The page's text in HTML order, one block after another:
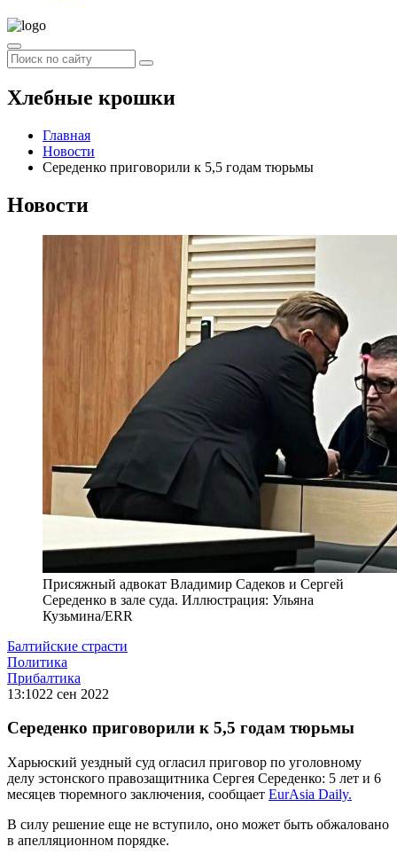
Хлебные крошки
Главная
Новости
Середенко приговорили к 5,5 годам тюрьмы
Новости
Присяжный адвокат Владимир Садеков и Сергей
Середенко в зале суда. Иллюстрация: Ульяна
Кузьмина/ERR
Балтийские страсти
Политика
Прибалтика
13:1022 сен 2022
Середенко приговорили к 5,5 годам тюрьмы
Харьюский уездный суд огласил приговор по уголовному
делу эстонского правозащитника Сергея Середенко: 5 лет и 6
месяцев тюремного заключения, сообщает EurAsia Daily.
В силу решение еще не вступило, оно может быть обжаловано
в апелляционном порядке.